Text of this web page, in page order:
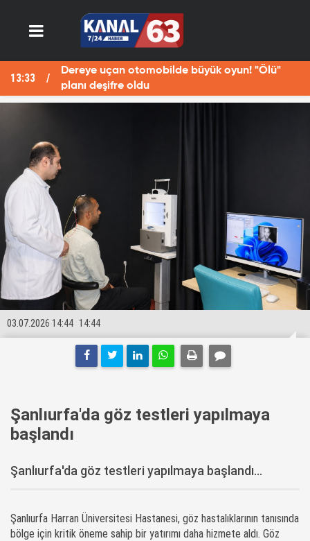
büyük oyun! "Ölü"
13:29
Fotoğraf
14:44
03.07.2026 14:44
Şanlıurfa'da göz testleri yapılmaya
başlandı
Şanlıurfa'da göz testleri yapılmaya başlandı...
Şanlıurfa Harran Üniversitesi Hastanesi, göz hastalıklarının tanısında
bölge için kritik öneme sahip bir yatırımı daha hizmete aldı. Göz